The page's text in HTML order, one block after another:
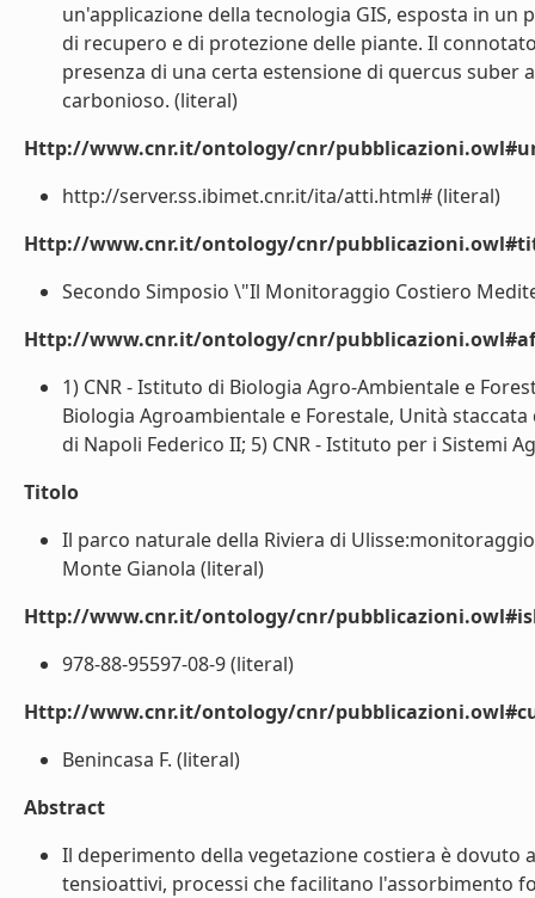
un'applicazione della tecnologia GIS, esposta in
di recupero e di protezione delle piante. Il
presenza di una certa estensione di quercus
carbonioso. (literal)
Http://www.cnr.it/ontology/cnr/
http://server.ss.ibimet.cnr.it/ita/atti.html# (literal)
Http://www.cnr.it/ontology/cnr/
Secondo Simposio \"Il Monitoraggio Costiero
Http://www.cnr.it/ontology/cnr/
1) CNR - Istituto di Biologia Agro-Ambientale e
Biologia Agroambientale e Forestale, Unità
di Napoli Federico II; 5) CNR - Istituto per i Sistemi
Titolo
Il parco naturale della Riviera di
Monte Gianola (literal)
Http://www.cnr.it/ontology/cnr/
978-88-95597-08-9 (literal)
Http://www.cnr.it/ontology/cnr/
Benincasa F. (literal)
Abstract
Il deperimento della vegetazione costiera è dovuto
tensioattivi, processi che facilitano l'assorbimento